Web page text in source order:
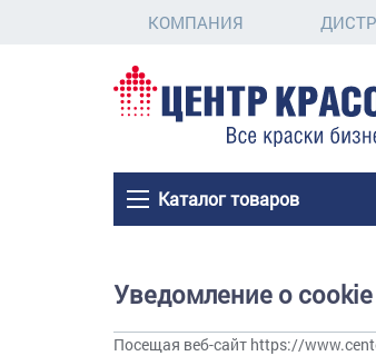
КОМПАНИЯ
Каталог товаров
Уведомление о cookie
Посещая веб-сайт https://